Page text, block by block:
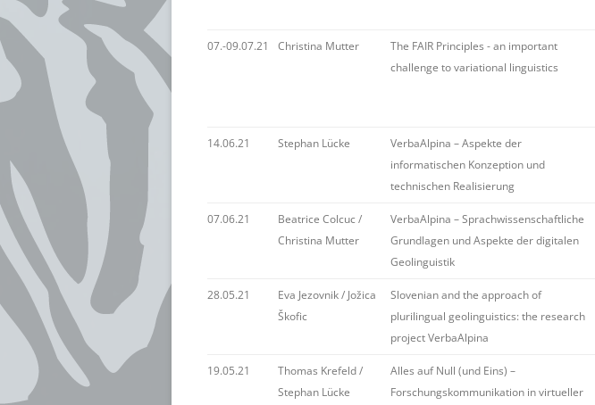
07.-09.07.21 Christina Mutter
The FAIR Principles - an important
challenge to variational linguistics
14.06.21 Stephan Lücke
VerbaAlpina – Aspekte der
informatischen Konzeption und
technischen Realisierung
07.06.21
Beatrice Colcuc /
Christina Mutter
VerbaAlpina – Sprachwissenschaftliche
Grundlagen und Aspekte der digitalen
Geolinguistik
28.05.21
Eva Jezovnik / Jožica
Škofic
Slovenian and the approach of
plurilingual geolinguistics: the research
project VerbaAlpina
19.05.21
Thomas Krefeld /
Stephan Lücke
Alles auf Null (und Eins) –
Forschungskommunikation in virtueller